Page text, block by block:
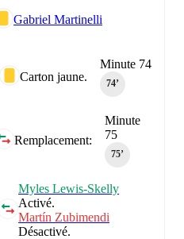
Gabriel Martinelli
Minute 74
74‎’‎
Carton jaune.
Minute
75
75‎’‎
Remplacement:
Myles Lewis-Skelly
Activé.
Martín Zubimendi
Désactivé.